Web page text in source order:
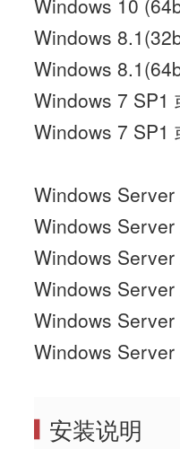
Windows 10
Windows
Windows
Windows 7 SP1
Windows 7 SP1
Windows Server
Windows Server
Windows
Windows
Windows
Windows
安装说明